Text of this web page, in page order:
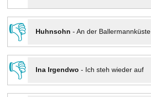
👎
Huhnsohn - An der Ballermannküste
👎
Ina Irgendwo - Ich steh wieder auf